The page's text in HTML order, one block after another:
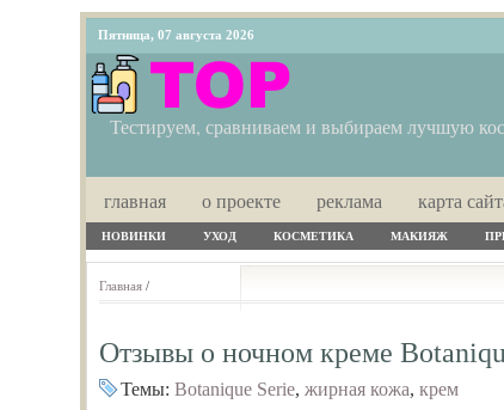
Пятница, 07 августа 2026
Тестируем, сравниваем и выбираем лучшую
главная о проекте реклама карта
НОВИНКИ УХОД КОСМЕТИКА МАКИЯЖ
Главная /
Отзывы о ночном креме
Темы: Botanique Serie, жирная кожа, крем